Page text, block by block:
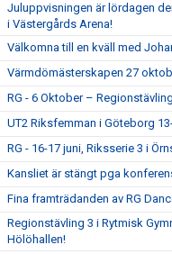
Juluppvisningen är lördagen
i Västergårds Arena!
Välkomna till en kväll med
Värmdömästerskapen 27
RG - 6 Oktober –
UT2 Riksfemman i Göteborg
RG - 16-17 juni, Riksserie 3 i
Kansliet är stängt pga
Fina framträdanden av RG
Regionstävling 3 i Rytmisk
Hölöhallen!